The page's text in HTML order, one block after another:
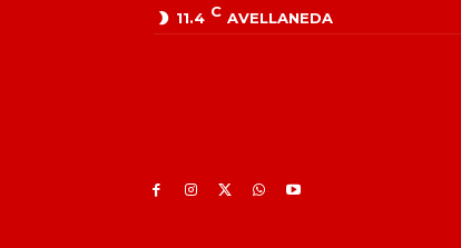
11.4 C AVELLANEDA